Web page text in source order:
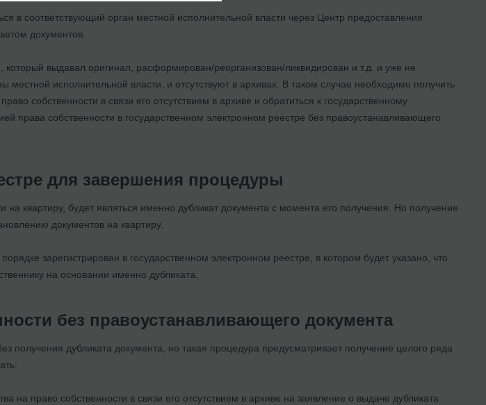
в соответствующий орган местной исполнительной власти через Центр предоставления
документов.
который выдавал оригинал, расформирован/реорганизован/ликвидирован и т.д. и уже не
исполнительной власти, и отсутствуют в архивах. В таком случае необходимо получить
собственности в связи его отсутствием в архиве и обратиться к государственному
права собственности в государственном электронном реестре без правоустанавливающего
для завершения процедуры
квартиру, будет являться именно дубликат документа с момента его получения. Но получение
документов на квартиру.
зарегистрирован в государственном электронном реестре, в котором будет указано, что
на основании именно дубликата.
без правоустанавливающего документа
получения дубликата документа, но такая процедура предусматривает получение целого ряда
на право собственности в связи его отсутствием в архиве на заявление о выдаче дубликата